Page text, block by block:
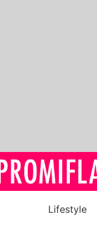
Lifestyle